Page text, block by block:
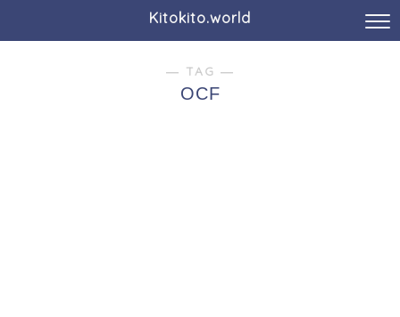
Kitokito.world
― TAG ―
OCF